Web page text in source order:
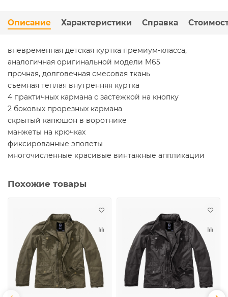
Описание Характеристики Справка
вневременная детская куртка премиум-класса,
аналогичная оригинальной модели M65
прочная, долговечная смесовая ткань
съемная теплая внутренняя куртка
4 практичных кармана с застежкой на кнопку
2 боковых прорезных кармана
скрытый капюшон в воротнике
манжеты на крючках
фиксированные эполеты
многочисленные красивые винтажные аппликации
Похожие товары